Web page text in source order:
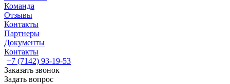
Команда
Отзывы
Контакты
Партнеры
Документы
Контакты
+7 (7142) 93-19-53
Заказать звонок
Задать вопрос